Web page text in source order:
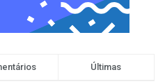
Últimas